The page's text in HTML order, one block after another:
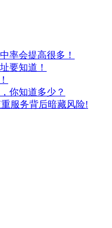
率会提高很多！
要知道！
你知道多少？
服务背后暗藏风险!